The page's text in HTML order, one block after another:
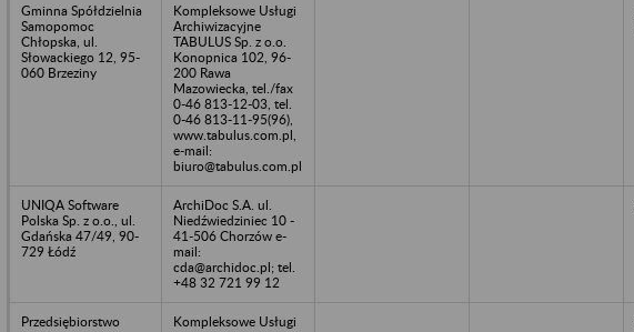
Gminna Spółdzielnia
Samopomoc
Chłopska, ul.
Słowackiego 12, 95-
060 Brzeziny
Kompleksowe Usługi
Archiwizacyjne
TABULUS Sp. z o.o.
Konopnica 102, 96-
200 Rawa
Mazowiecka, tel./fax
0-46 813-12-03, tel.
0-46 813-11-95(96),
www.tabulus.com.pl,
e-mail:
biuro@tabulus.com.pl
UNIQA Software
Polska Sp. z o.o., ul.
Gdańska 47/49, 90-
729 Łódź
ArchiDoc S.A. ul.
Niedźwiedziniec 10 -
41-506 Chorzów e-
mail:
cda@archidoc.pl; tel.
+48 32 721 99 12
Przedsiębiorstwo
Kompleksowe Usługi